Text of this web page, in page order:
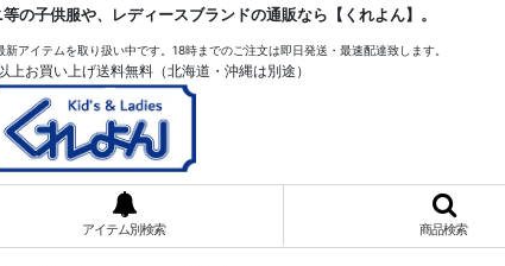
の子供服や、レディースブランドの通販なら【くれよん】。
アイテムを取り扱い中です。18時までのご注文は即日発送・最速配達致します。
上お買い上げ送料無料（北海道・沖縄は別途）
アイテム別検索 商品検索